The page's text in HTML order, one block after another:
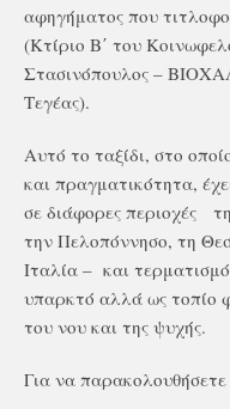
αφηγήματος που
(Κτίριο Β΄ του
Στασινόπουλος –
Τεγέας).
Αυτό το ταξίδι, στο
και πραγματικότητα,
σε διάφορες περιοχές
την Πελοπόννησο, τη
Ιταλία – και
υπαρκτό αλλά ως τοπίο
του νου και της ψυχής.
Για να παρακολουθήσετε